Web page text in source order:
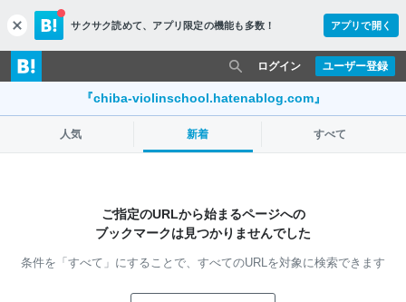
c
l
o
s
サクサク読めて、 アプリ限定の機能も多数！ アプリで開く
ユーザー登録
ログイン
『chiba-violinschool.hatenablog.com』
人気 新着 すべて
ご指定のURLから始まるページへの
ブックマークは見つかりませんでした
条件を「すべて」にすることで、 すべてのURLを対象に検索できます